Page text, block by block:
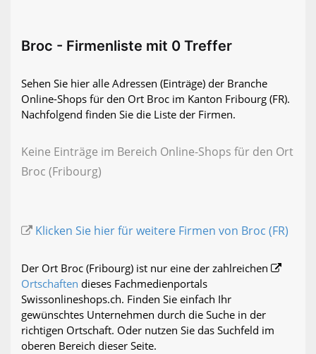
Broc - Firmenliste mit 0 Treffer
Sehen Sie hier alle Adressen (Einträge) der Branche
Online-Shops für den Ort Broc im Kanton Fribourg (FR).
Nachfolgend finden Sie die Liste der Firmen.
Keine Einträge im Bereich Online-Shops für den Ort
Broc (Fribourg)
Klicken Sie hier für weitere Firmen von Broc (FR)
Der Ort Broc (Fribourg) ist nur eine der zahlreichen
Ortschaften dieses Fachmedienportals
Swissonlineshops.ch. Finden Sie einfach Ihr
gewünschtes Unternehmen durch die Suche in der
richtigen Ortschaft. Oder nutzen Sie das Suchfeld im
oberen Bereich dieser Seite.